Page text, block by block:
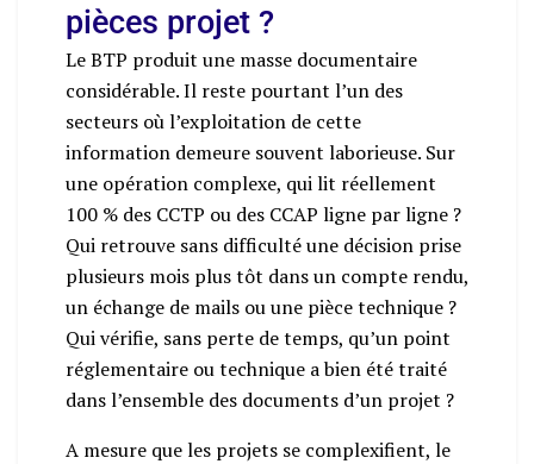
pièces projet ?
Le BTP produit une masse documentaire
considérable. Il reste pourtant l’un des
secteurs où l’exploitation de cette
information demeure souvent laborieuse. Sur
une opération complexe, qui lit réellement
100 % des CCTP ou des CCAP ligne par ligne ?
Qui retrouve sans difficulté une décision prise
plusieurs mois plus tôt dans un compte rendu,
un échange de mails ou une pièce technique ?
Qui vérifie, sans perte de temps, qu’un point
réglementaire ou technique a bien été traité
dans l’ensemble des documents d’un projet ?
A mesure que les projets se complexifient, le